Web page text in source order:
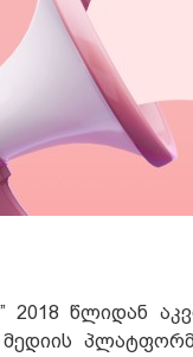
2018 წლიდან